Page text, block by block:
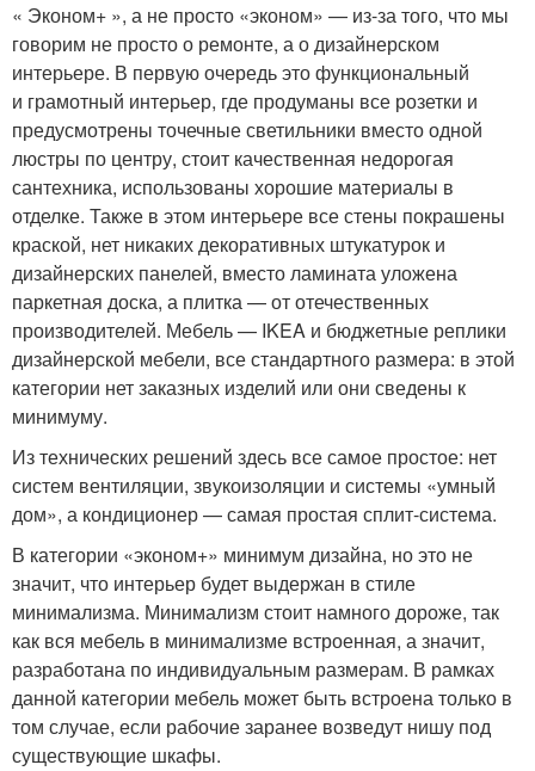
« Эконом+ », а не просто «эконом» — из-за того, что мы
говорим не просто о ремонте, а о дизайнерском
интерьере. В первую очередь это функциональный
и грамотный интерьер, где продуманы все розетки и
предусмотрены точечные светильники вместо одной
люстры по центру, стоит качественная недорогая
сантехника, использованы хорошие материалы в
отделке. Также в этом интерьере все стены покрашены
краской, нет никаких декоративных штукатурок и
дизайнерских панелей, вместо ламината уложена
паркетная доска, а плитка — от отечественных
производителей. Мебель — IKEA и бюджетные реплики
дизайнерской мебели, все стандартного размера: в этой
категории нет заказных изделий или они сведены к
минимуму.
Из технических решений здесь все самое простое: нет
систем вентиляции, звукоизоляции и системы «умный
дом», а кондиционер — самая простая сплит-система.
В категории «эконом+» минимум дизайна, но это не
значит, что интерьер будет выдержан в стиле
минимализма. Минимализм стоит намного дороже, так
как вся мебель в минимализме встроенная, а значит,
разработана по индивидуальным размерам. В рамках
данной категории мебель может быть встроена только в
том случае, если рабочие заранее возведут нишу под
существующие шкафы.